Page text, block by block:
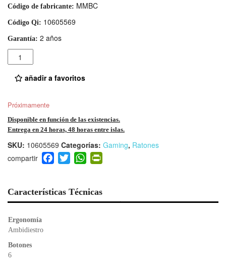
Código de fabricante: MMBC
Código Qi: 10605569
Garantía: 2 años
Cantidad
añadir a favoritos
Próximamente
Disponible en función de las existencias.
Entrega en 24 horas, 48 horas entre islas.
SKU: 10605569 Categorías: Gaming, Ratones
F
a
e
b
T
wi
er
W
h
s
A e
Características Técnicas
Ergonomía
Ambidiestro
Botones
6